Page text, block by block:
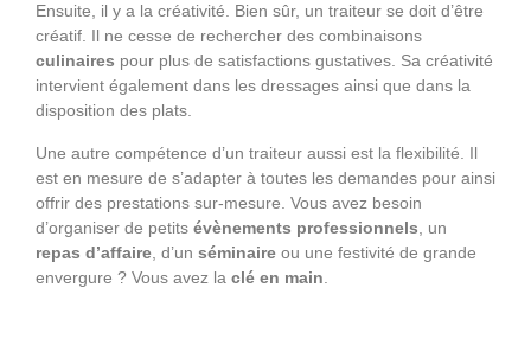
Ensuite, il y a la créativité. Bien sûr, un traiteur se doit d’être
créatif. Il ne cesse de rechercher des combinaisons
culinaires pour plus de satisfactions gustatives. Sa créativité
intervient également dans les dressages ainsi que dans la
disposition des plats.
Une autre compétence d’un traiteur aussi est la flexibilité. Il
est en mesure de s’adapter à toutes les demandes pour ainsi
offrir des prestations sur-mesure. Vous avez besoin
d’organiser de petits évènements professionnels , un
repas d’affaire , d’un séminaire ou une festivité de grande
envergure ? Vous avez la clé en main